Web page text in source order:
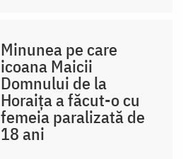
Minunea pe care
icoana Maicii
Domnului de la
Horaița a făcut-o cu
femeia paralizată de
18 ani